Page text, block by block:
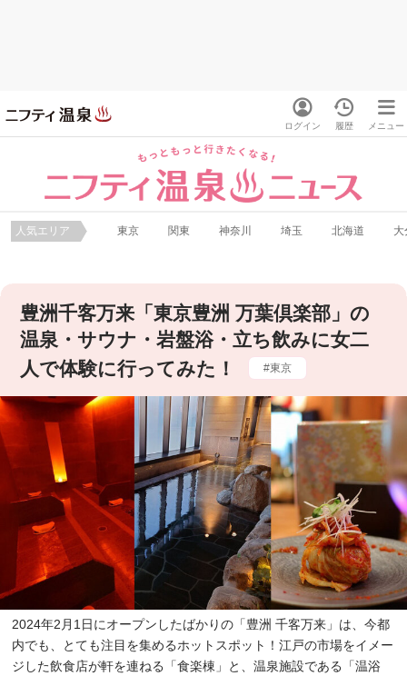
ログイン 履歴 メニュー
人気エリア 東京 関東 神奈川 埼玉 北海道 大
豊洲千客万来「東京豊洲 万葉倶楽部」の
温泉・サウナ・岩盤浴・立ち飲みに女二
人で体験に行ってみた！
東京
2024年2月1日にオープンしたばかりの「豊洲 千客万来」は、今都
内でも、とても注目を集めるホットスポット！江戸の市場をイメー
ジした飲食店が軒を連ねる「食楽棟」と、温泉施設である「温浴